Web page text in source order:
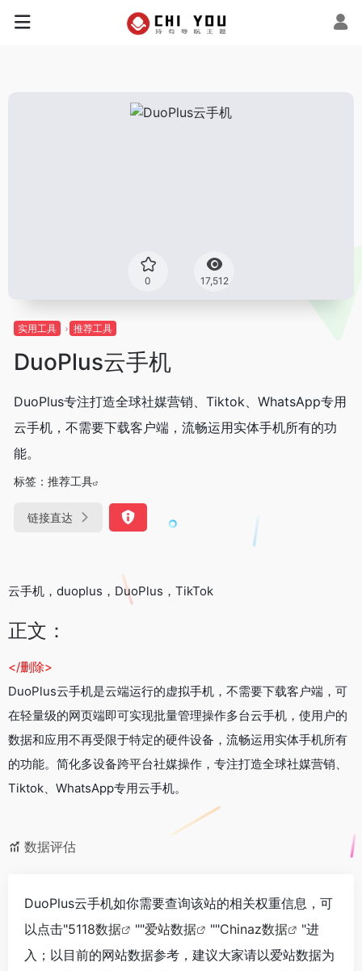
0 17,512
实用工具 推荐工具
DuoPlus云手机
DuoPlus专注打造全球社媒营销、Tiktok、WhatsApp专用
云手机，不需要下载客户端，流畅运用实体手机所有的功
能。
标签： 推荐工具
链接直达
云手机，duoplus，DuoPlus，TikTok
正文：
</删除>
DuoPlus云手机是云端运行的虚拟手机，不需要下载客户端，可
在轻量级的网页端即可实现批量管理操作多台云手机，使用户的
数据和应用不再受限于特定的硬件设备，流畅运用实体手机所有
的功能。简化多设备跨平台社媒操作，专注打造全球社媒营销、
Tiktok、WhatsApp专用云手机。
数据评估
DuoPlus云手机如你需要查询该站的相关权重信息，可
以点击"5118数据 ""爱站数据 ""Chinaz数据
"进
入；以目前的网站数据参考，建议大家请以爱站数据为